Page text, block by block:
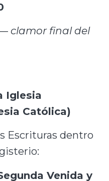
—clamor final del
Iglesia
Católica)
Escrituras dentro
Venida y